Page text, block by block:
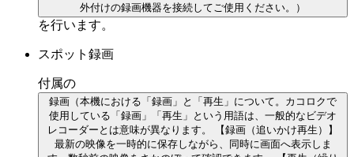
外付けの録画機器を接続してご使用ください。）
を行います。
スポット録画
付属の
録画 （本機における「録画」と「再生」について。カコロクで
使用している「録画」「再生」という用語は、一般的なビデオ
レコーダーとは意味が異なります。 【録画（追いかけ再生）】
最新の映像を一時的に保存しながら、同時に画面へ表示しま